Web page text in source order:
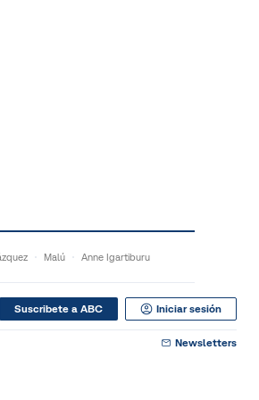
Malú Anne Igartiburu
Suscribete a ABC Iniciar sesión
Newsletters